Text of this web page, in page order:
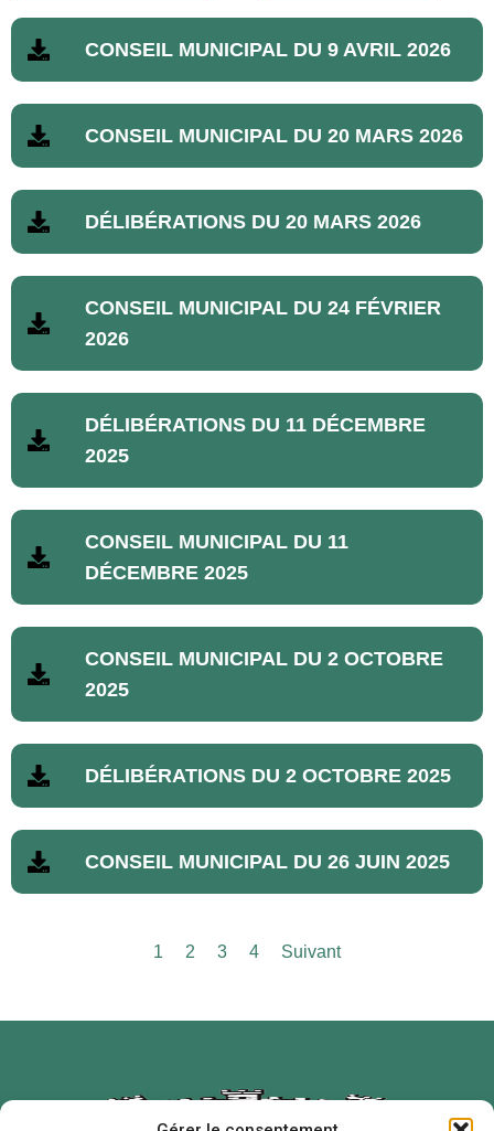
CONSEIL MUNICIPAL DU 9 AVRIL 2026
CONSEIL MUNICIPAL DU 20 MARS 2026
DÉLIBÉRATIONS DU 20 MARS 2026
CONSEIL MUNICIPAL DU 24 FÉVRIER
2026
DÉLIBÉRATIONS DU 11 DÉCEMBRE
2025
CONSEIL MUNICIPAL DU 11
DÉCEMBRE 2025
CONSEIL MUNICIPAL DU 2 OCTOBRE
2025
DÉLIBÉRATIONS DU 2 OCTOBRE 2025
CONSEIL MUNICIPAL DU 26 JUIN 2025
1 2 3 4 Suivant